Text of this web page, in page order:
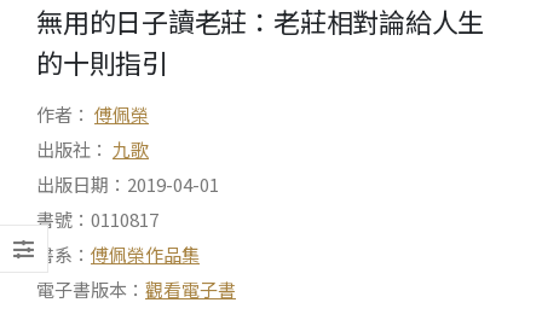
無用的日子讀老莊：老莊相對論給人生
的十則指引
作者： 傅佩榮
出版社： 九歌
出版日期：2019-04-01
書號：0110817
書系： 傅佩榮作品集
電子書版本： 觀看電子書